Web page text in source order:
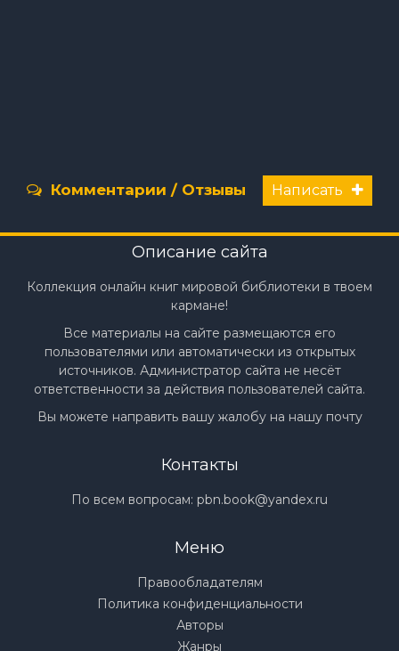
Комментарии / Отзывы Написать
Описание сайта
Коллекция онлайн книг мировой библиотеки в твоем
кармане!
Все материалы на сайте размещаются его
пользователями или автоматически из открытых
источников. Администратор сайта не несёт
ответственности за действия пользователей сайта.
Вы можете направить вашу жалобу на нашу почту
Контакты
По всем вопросам: pbn.book@yandex.ru
Меню
Правообладателям
Политика конфиденциальности
Авторы
Жанры